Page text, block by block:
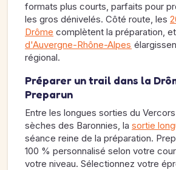
formats plus courts, parfaits pour
les gros dénivelés. Côté route, les
Drôme complètent la préparation,
d'Auvergne-Rhône-Alpes
régional.
Préparer un trail dans la
Preparun
Entre les longues sorties du
sèches des Baronnies, la sortie
séance reine de la préparation.
100 % personnalisé selon votre
votre niveau. Sélectionnez votre